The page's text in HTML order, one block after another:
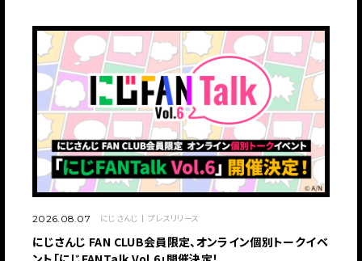
2026.08.07 にじさんじ プレスリリース
にじさんじ FAN CLUB会員限定、オンライン個別トークイベ